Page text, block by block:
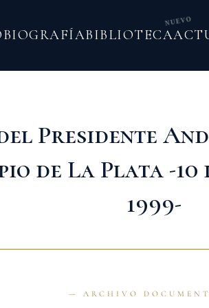
BIOGRAFÍABIBLIOTECA
NUEVO
Presidente
de La Plata -10
1999-